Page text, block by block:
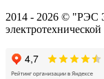
2014 - 2026 © "РЭС